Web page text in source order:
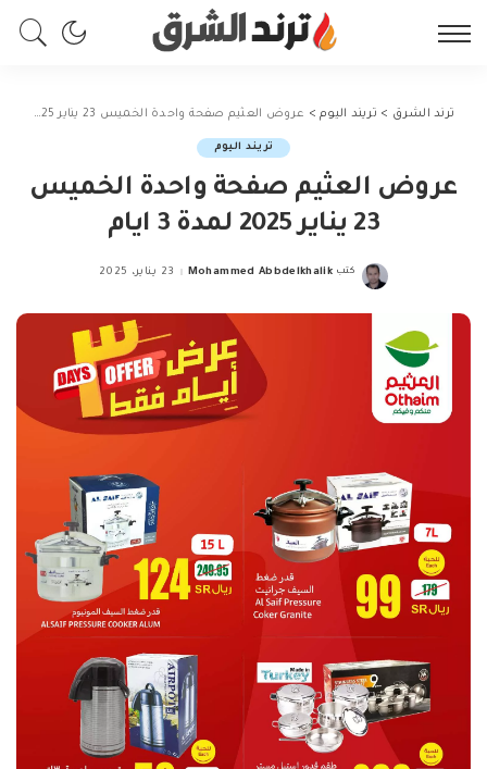
ترند الشرق > تريند اليوم> عروض العثيم صفحة واحدة الخميس 23 يناير 2025 لمدة 3 ايام
تريند اليوم
عروض العثيم صفحة واحدة الخميس
23 يناير 2025 لمدة 3 ايام
Posted
كتب Mohammed Abbdelkhalik 23 يناير، 2025